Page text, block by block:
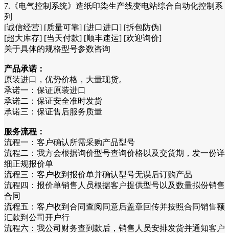
7.《电气控制系统》造纸印染生产线变电站综合自动化控制系
列
[诚信经营] [质量可靠] [进口进口] [拆包防伪]
[超大库存] [当天付款] [顺丰速运] [欢迎询价]
关于具体的规格型号参数咨询
产品承诺：
原装进口，优势价格，大量现货。
承诺一：保证原装进口
承诺二：保证安全准时发货
承诺三：保证售后服务质量
服务流程：
流程一：客户确认所需采购产品型号
流程二：我方会根据询价型号查询价格以及交货期，发一份详
细正规报价单
流程三：客户收到报价单并确认型号无误后订购产品
流程四：报价单销售人员根据客户提供型号以及数量拟份销售
合同
流程五：客户收到合同查阅同意后盖章回传并按照合同销售额
汇款到公司开户行
流程六：我公司财务查到款后，销售人员安排发货并通知客户